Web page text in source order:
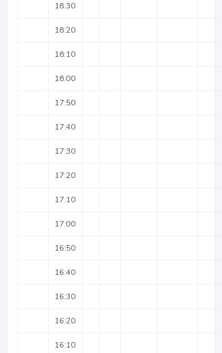
18:30
18:20
18:10
18:00
17:50
17:40
17:30
17:20
17:10
17:00
16:50
16:40
16:30
16:20
16:10